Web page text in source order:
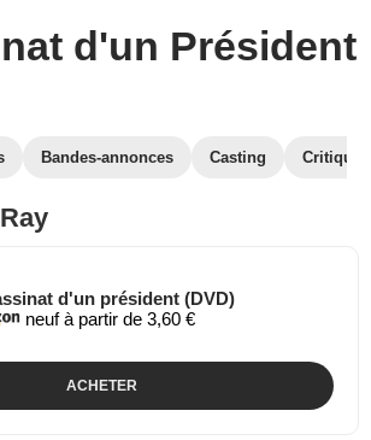
d'un Président
Bandes-annonces Casting
d'un président (DVD)
neuf à partir de 3,60 €
ACHETER